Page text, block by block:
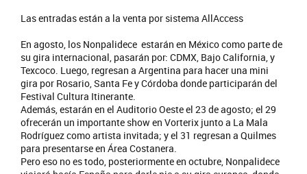
Las entradas están a la venta por sistema AllAccess
En agosto, los Nonpalidece estarán en México como parte de
su gira internacional, pasarán por: CDMX, Bajo California, y
Texcoco. Luego, regresan a Argentina para hacer una mini
gira por Rosario, Santa Fe y Córdoba donde participarán del
Festival Cultura Itinerante.
Además, estarán en el Auditorio Oeste el 23 de agosto; el 29
ofrecerán un importante show en Vorterix junto a La Mala
Rodríguez como artista invitada; y el 31 regresan a Quilmes
para presentarse en Área Costanera.
Pero eso no es todo, posteriormente en octubre, Nonpalidece